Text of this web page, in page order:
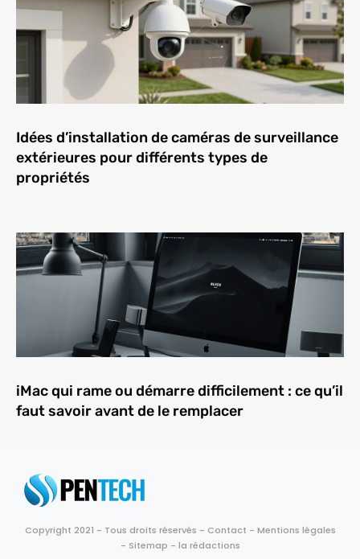
Idées d’installation de caméras de surveillance
extérieures pour différents types de
propriétés
iMac qui rame ou démarre difficilement : ce qu’il
faut savoir avant de le remplacer
Copyright 2021 - Tous droits réservés - Contact - Mentions légales
- Sitemap - la rédactions